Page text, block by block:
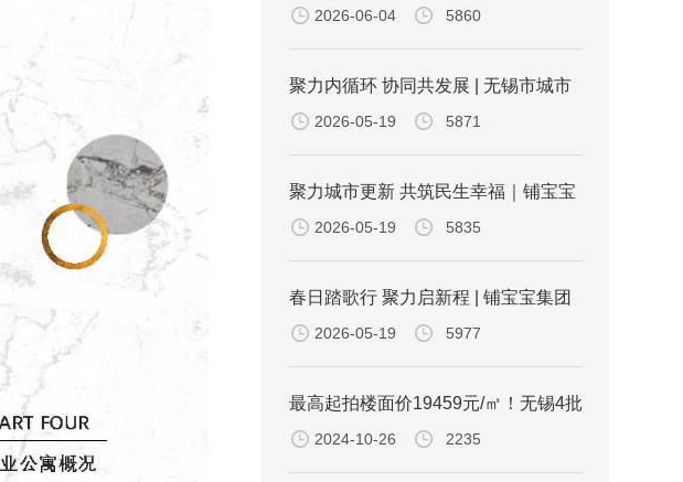
锡城焕新
2026-06-04 5860
聚力内循环 协同共发展 | 无锡市城市
更新促进会专业组交流推进会议圆满
2026-05-19 5871
聚力城市更新 共筑民生幸福｜铺宝宝
集团受邀出席无锡城市更新与物业行
2026-05-19 5835
春日踏歌行 聚力启新程 | 铺宝宝集团
尹山湖畔徒步 聚力奔赴新程
2026-05-19 5977
最高起拍楼面价19459元/㎡！无锡4批
次土拍挂牌！
2024-10-26 2235